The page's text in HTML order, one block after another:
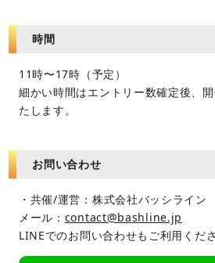
時間
11時〜17時（予定）
細かい時間はエントリー数確定後、
たします。
お問い合わせ
・共催/運営：株式会社バッシライン
メール： contact@bashline.jp
LINEでのお問い合わせもご利用くださ